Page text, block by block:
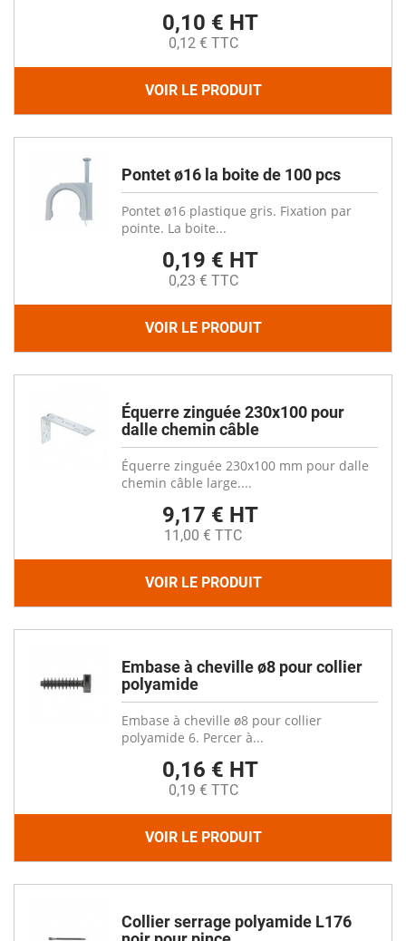
0,10 € HT
0,12 € TTC
VOIR LE PRODUIT
Pontet ø16 la boite de 100 pcs
Pontet ø16 plastique gris. Fixation par
pointe. La boite...
0,19 € HT
0,23 € TTC
VOIR LE PRODUIT
Équerre zinguée 230x100 pour
dalle chemin câble
Équerre zinguée 230x100 mm pour dalle
chemin câble large....
9,17 € HT
11,00 € TTC
VOIR LE PRODUIT
Embase à cheville ø8 pour collier
polyamide
Embase à cheville ø8 pour collier
polyamide 6. Percer à...
0,16 € HT
0,19 € TTC
VOIR LE PRODUIT
Collier serrage polyamide L176